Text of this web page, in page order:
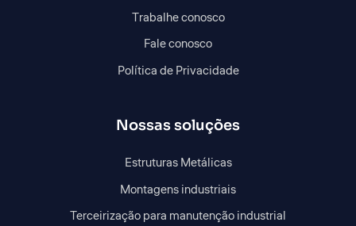
Trabalhe conosco
Fale conosco
Política de Privacidade
Nossas soluções
Estruturas Metálicas
Montagens industriais
Terceirização para manutenção industrial